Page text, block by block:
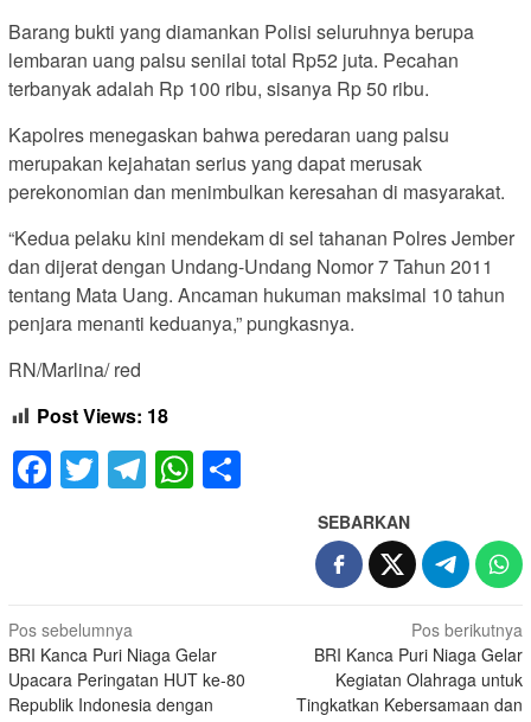
Barang bukti yang diamankan Polisi seluruhnya berupa
lembaran uang palsu senilai total Rp52 juta. Pecahan
terbanyak adalah Rp 100 ribu, sisanya Rp 50 ribu.
Kapolres menegaskan bahwa peredaran uang palsu
merupakan kejahatan serius yang dapat merusak
perekonomian dan menimbulkan keresahan di masyarakat.
“Kedua pelaku kini mendekam di sel tahanan Polres Jember
dan dijerat dengan Undang-Undang Nomor 7 Tahun 2011
tentang Mata Uang. Ancaman hukuman maksimal 10 tahun
penjara menanti keduanya,” pungkasnya.
RN/Marlina/ red
Post Views: 18
Facebook
Twitter
Telegram
WhatsApp
SEBARKAN
Navigasi
pos
Pos sebelumnya
BRI Kanca Puri Niaga Gelar
Upacara Peringatan HUT ke-80
Republik Indonesia dengan
Pos berikutnya
BRI Kanca Puri Niaga Gelar
Kegiatan Olahraga untuk
Tingkatkan Kebersamaan dan